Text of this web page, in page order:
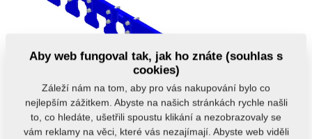
stroje
stažení
Aby web fungoval tak, jak ho znáte (souhlas s
cookies)
Záleží nám na tom, aby pro vás nakupování bylo co
nejlepším zážitkem. Abyste na našich stránkách rychle našli
to, co hledáte, ušetřili spoustu klikání a nezobrazovaly se
vám reklamy na věci, které vás nezajímají. Abyste web viděli